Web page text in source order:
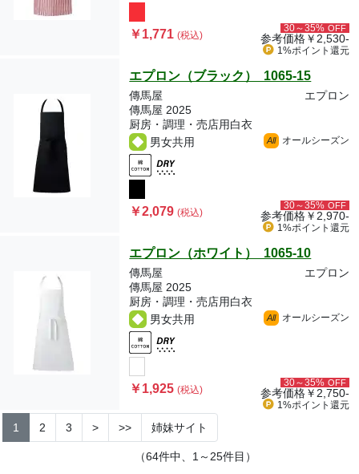
￥1,771(税込)
30～35% OFF
参考価格￥2,530-
1%ポイント 還元
エプロン（ブラック） 1065-15
傳馬屋
エプロン
傳馬屋 2025
厨房・調理・売店用白衣
男女共用
All オールシーズン
￥2,079(税込)
30～35% OFF
参考価格￥2,970-
1%ポイント 還元
エプロン（ホワイト） 1065-10
傳馬屋
エプロン
傳馬屋 2025
厨房・調理・売店用白衣
男女共用
All オールシーズン
￥1,925(税込)
30～35% OFF
参考価格￥2,750-
1%ポイント 還元
1 2 3 > >> 姉妹サイト
（64件中、1～25件目）